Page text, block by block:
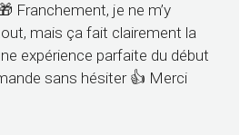
Franchement, je ne m’y
mais ça fait clairement la
expérience parfaite du début
sans hésiter 👍 Merci